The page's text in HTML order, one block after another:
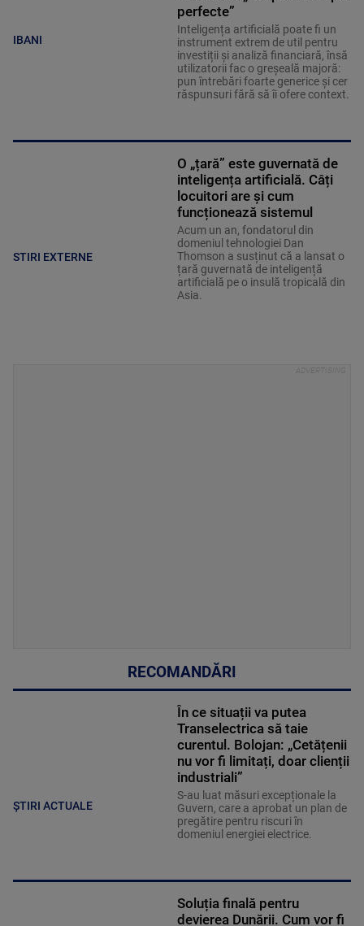
IBANI
perfecte”
Inteligența artificială poate fi un
instrument extrem de util pentru
investiții și analiză financiară, însă
utilizatorii fac o greșeală majoră:
pun întrebări foarte generice și cer
răspunsuri fără să îi ofere context.
STIRI EXTERNE
O „țară” este guvernată de
inteligența artificială. Câți
locuitori are și cum
funcționează sistemul
Acum un an, fondatorul din
domeniul tehnologiei Dan
Thomson a susținut că a lansat o
țară guvernată de inteligență
artificială pe o insulă tropicală din
Asia.
RECOMANDĂRI
ȘTIRI ACTUALE
În ce situații va putea
Transelectrica să taie
curentul. Bolojan: „Cetățenii
nu vor fi limitați, doar clienții
industriali”
S-au luat măsuri excepționale la
Guvern, care a aprobat un plan de
pregătire pentru riscuri în
domeniul energiei electrice.
Soluția finală pentru
devierea Dunării. Cum vor fi